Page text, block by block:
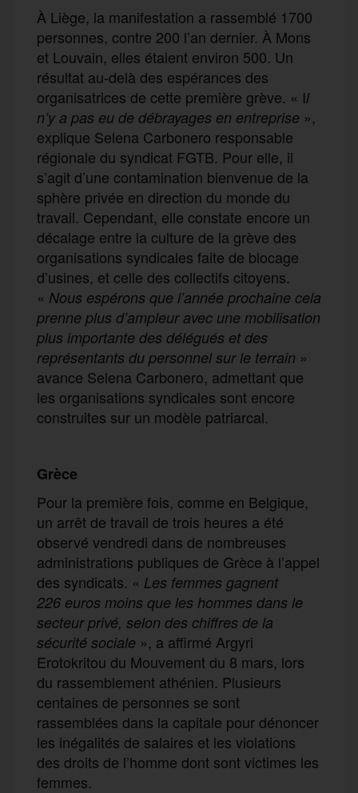
À Liège, la manifestation a rassemblé 1700
personnes, contre 200 l’an dernier. À Mons
et Louvain, elles étaient environ 500. Un
résultat au-delà des espérances des
organisatrices de cette première grève. « Il
n’y a pas eu de débrayages en entreprise »,
explique Selena Carbonero responsable
régionale du syndicat FGTB. Pour elle, il
s’agit d’une contamination bienvenue de la
sphère privée en direction du monde du
travail. Cependant, elle constate encore un
décalage entre la culture de la grève des
organisations syndicales faite de blocage
d’usines, et celle des collectifs citoyens.
« Nous espérons que l’année prochaine cela
prenne plus d’ampleur avec une mobilisation
plus importante des délégués et des
représentants du personnelsur le terrain »
avance Selena Carbonero, admettant que
les organisations syndicales sont encore
construites sur un modèle patriarcal.
Grèce
Pour la première fois, comme en Belgique,
un arrêt de travail de trois heures a été
observé vendredi dans de nombreuses
administrations publiques de Grèce à l’appel
des syndicats. « Les femmes gagnent
226 euros moins que les hommes dans le
secteur privé, selon des chiffres de la
sécurité sociale », a affirmé Argyri
Erotokritou du Mouvement du 8 mars, lors
du rassemblement athénien. Plusieurs
centaines de personnes se sont
rassemblées dans la capitale pour dénoncer
les inégalités de salaires et les violations
des droits de l’homme dont sont victimes les
femmes.